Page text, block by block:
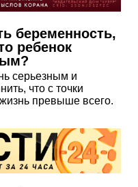
беременность,
ребенок
серьезным и
что с точки
превыше всего.